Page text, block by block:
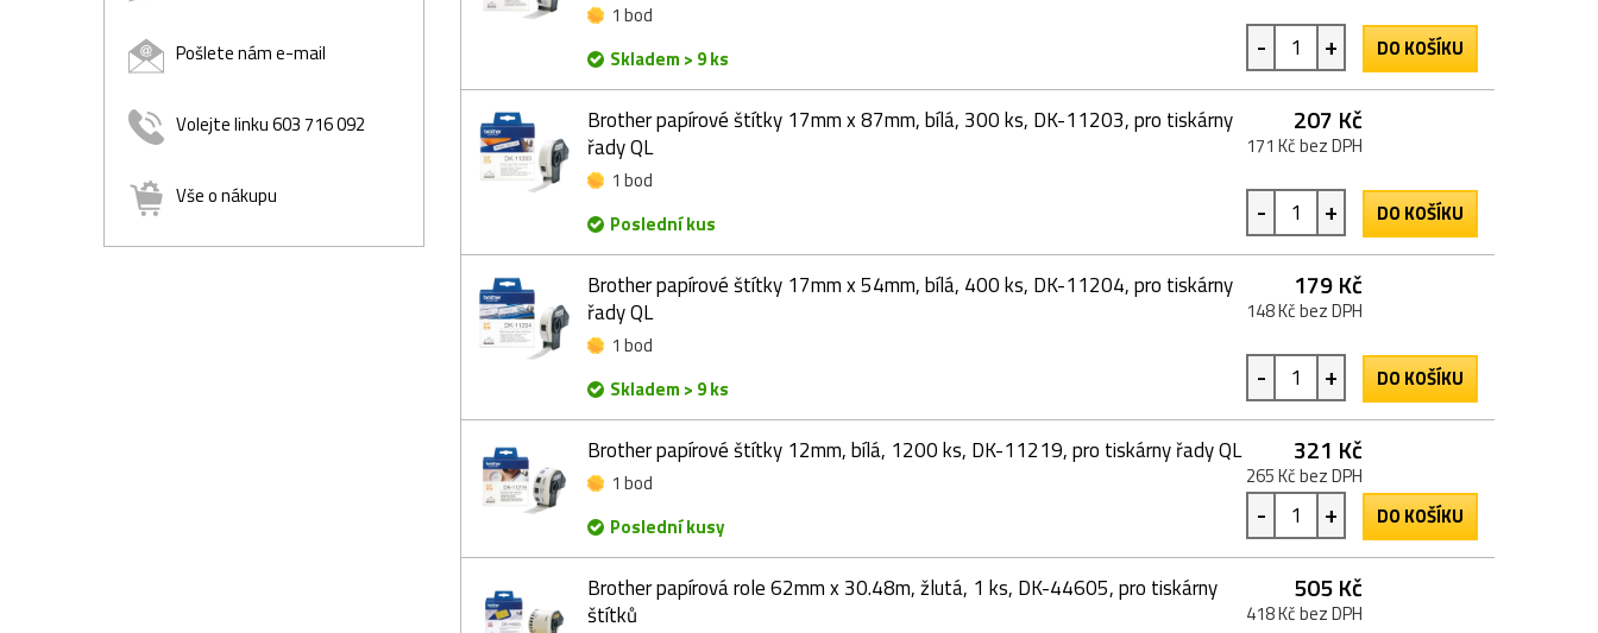
Pošlete nám e-mail
Volejte linku 603 716 092
Vše o nákupu
1 bod
Skladem > 9 ks
- + DO KOŠÍKU
Brother papírové štítky 17mm x 87mm, bílá, 300 ks, DK-11203, pro tiskárny
řady QL
1 bod
Poslední kus
207 Kč
171 Kč bez DPH
- + DO KOŠÍKU
Brother papírové štítky 17mm x 54mm, bílá, 400 ks, DK-11204, pro tiskárny
řady QL
1 bod
Skladem > 9 ks
179 Kč
148 Kč bez DPH
- + DO KOŠÍKU
Brother papírové štítky 12mm, bílá, 1200 ks, DK-11219, pro tiskárny řady QL
1 bod
Poslední kusy
321 Kč
265 Kč bez DPH
- + DO KOŠÍKU
Brother papírová role 62mm x 30.48m, žlutá, 1 ks, DK-44605, pro tiskárny
štítků
505 Kč
418 Kč bez DPH